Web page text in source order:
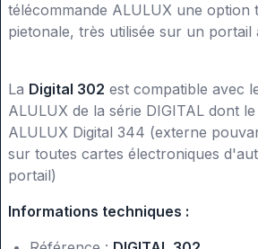
télécommande ALULUX une
pietonale, très utilisée sur un portail
La Digital 302 est compatible avec
ALULUX de la série DIGITAL dont
ALULUX Digital 344 (externe
sur toutes cartes électroniques
portail)
Informations techniques :